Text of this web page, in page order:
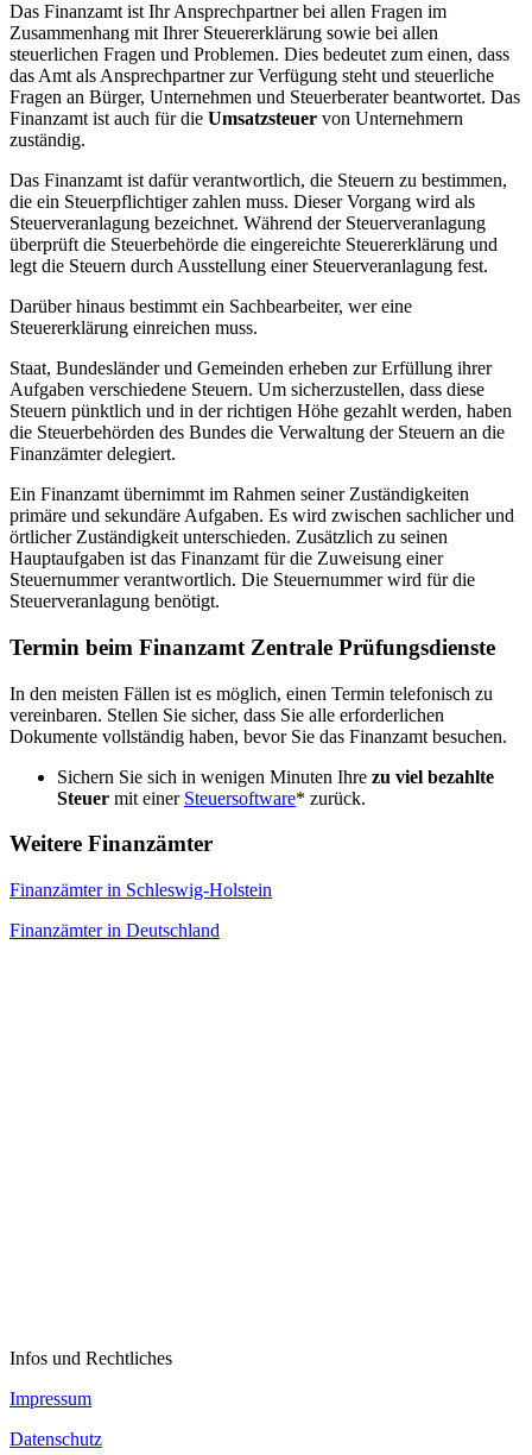
Das Finanzamt ist Ihr Ansprechpartner bei allen Fragen im
Zusammenhang mit Ihrer Steuererklärung sowie bei allen
steuerlichen Fragen und Problemen. Dies bedeutet zum einen, dass
das Amt als Ansprechpartner zur Verfügung steht und steuerliche
Fragen an Bürger, Unternehmen und Steuerberater beantwortet. Das
Finanzamt ist auch für die Umsatzsteuer von Unternehmern
zuständig.
Das Finanzamt ist dafür verantwortlich, die Steuern zu bestimmen,
die ein Steuerpflichtiger zahlen muss. Dieser Vorgang wird als
Steuerveranlagung bezeichnet. Während der Steuerveranlagung
überprüft die Steuerbehörde die eingereichte Steuererklärung und
legt die Steuern durch Ausstellung einer Steuerveranlagung fest.
Darüber hinaus bestimmt ein Sachbearbeiter, wer eine
Steuererklärung einreichen muss.
Staat, Bundesländer und Gemeinden erheben zur Erfüllung ihrer
Aufgaben verschiedene Steuern. Um sicherzustellen, dass diese
Steuern pünktlich und in der richtigen Höhe gezahlt werden, haben
die Steuerbehörden des Bundes die Verwaltung der Steuern an die
Finanzämter delegiert.
Ein Finanzamt übernimmt im Rahmen seiner Zuständigkeiten
primäre und sekundäre Aufgaben. Es wird zwischen sachlicher und
örtlicher Zuständigkeit unterschieden. Zusätzlich zu seinen
Hauptaufgaben ist das Finanzamt für die Zuweisung einer
Steuernummer verantwortlich. Die Steuernummer wird für die
Steuerveranlagung benötigt.
Termin beim Finanzamt Zentrale Prüfungsdienste
In den meisten Fällen ist es möglich, einen Termin telefonisch zu
vereinbaren. Stellen Sie sicher, dass Sie alle erforderlichen
Dokumente vollständig haben, bevor Sie das Finanzamt besuchen.
Sichern Sie sich in wenigen Minuten Ihre zu viel bezahlte
Steuer mit einer Steuersoftware* zurück.
Weitere Finanzämter
Finanzämter in Schleswig-Holstein
Finanzämter in Deutschland
Infos und Rechtliches
Impressum
Datenschutz